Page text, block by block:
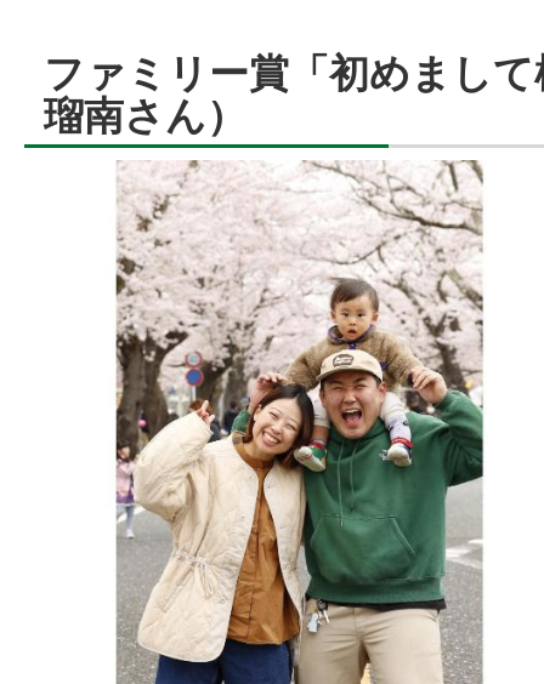
ファミリー賞「初めまし
瑠南さん）